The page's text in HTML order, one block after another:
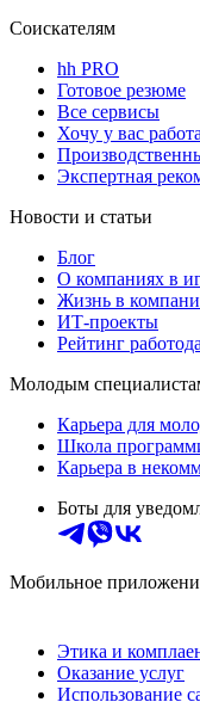
Соискателям
hh PRO
Готовое резюме
Все сервисы
Хочу у вас
Экспертная
Новости и статьи
Блог
О компаниях в
Жизнь в
ИТ-проекты
Рейтинг
Молодым
Карьера для
Школа
Карьера в
Боты для
Мобильное
Этика и
Оказание услуг
Использование